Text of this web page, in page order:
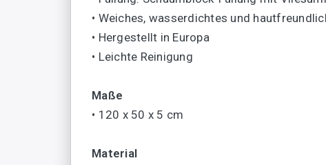
• Weiches, wasserdichtes und
• Hergestellt in Europa
• Leichte Reinigung
Maße
• 120 x 50 x 5 cm
Material